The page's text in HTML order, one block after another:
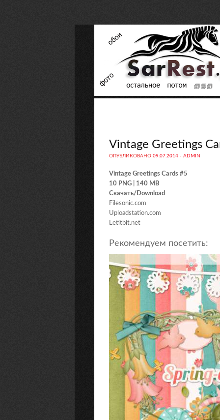
Vintage Greetings
ОПУБЛИКОВАНО 09.07.2014 - ADMIN
Vintage Greetings Cards #5
10 PNG | 140 MB
Скачать/Download
Filesonic.com
Uploadstation.com
Letitbit.net
Рекомендуем посетить: